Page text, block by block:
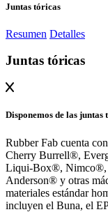
Juntas tóricas
Resumen Detalles
Juntas tóricas
Disponemos de las
Rubber Fab cuenta
Cherry Burrell®,
Liqui-Box®, Nimco®,
Anderson® y otras
materiales estándar
incluyen el Buna, el